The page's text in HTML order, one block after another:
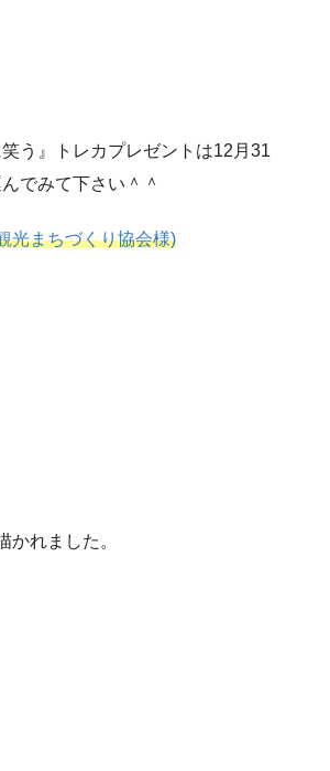
う』トレカプレゼントは12月31
でみて下さい＾＾
光まちづくり協会様)
れました。